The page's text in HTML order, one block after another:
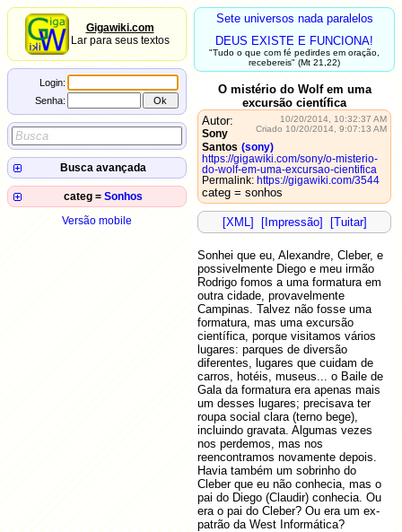
Gigawiki.com
Lar para seus textos
Login:
Senha:
Busca avançada
Autor:
Título:
Conteúdo:
categ = Sonhos
O mistério do Wolf em uma
excursão científica
Versão mobile
Sete universos nada paralelos
DEUS EXISTE E FUNCIONA!
"Tudo o que com fé pedirdes em oração,
recebereis" (Mt 21,22)
O mistério do Wolf em uma
excursão científica
10/20/2014, 10:32:37 AM
Criado 10/20/2014, 9:07:13 AM
Autor:
Sony
Santos (sony)
https://gigawiki.com/sony/o-misterio-
do-wolf-em-uma-excursao-cientifica
Permalink: https://gigawiki.com/3544
categ = sonhos
[XML] [Impressão] [Tuitar]
Sonhei que eu, Alexandre, Cleber, e
possivelmente Diego e meu irmão
Rodrigo fomos a uma formatura em
outra cidade, provavelmente
Campinas. Talvez não fosse uma
formatura, mas uma excursão
científica, porque visitamos vários
lugares: parques de diversão
diferentes, lugares que cuidam de
carros, hotéis, museus... o Baile de
Gala da formatura era apenas mais
um desses lugares; precisava ter
roupa social clara (terno bege),
incluindo gravata. Algumas vezes
nos perdemos, mas nos
reencontramos novamente depois.
Havia também um sobrinho do
Cleber que eu não conhecia, mas o
pai do Diego (Claudir) conhecia. Ou
era o pai do Cleber? Ou era um ex-
patrão da West Informática?